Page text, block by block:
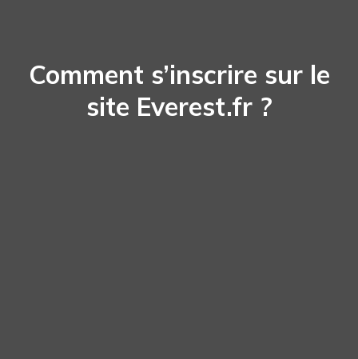
Comment s’inscrire sur le
site Everest.fr ?